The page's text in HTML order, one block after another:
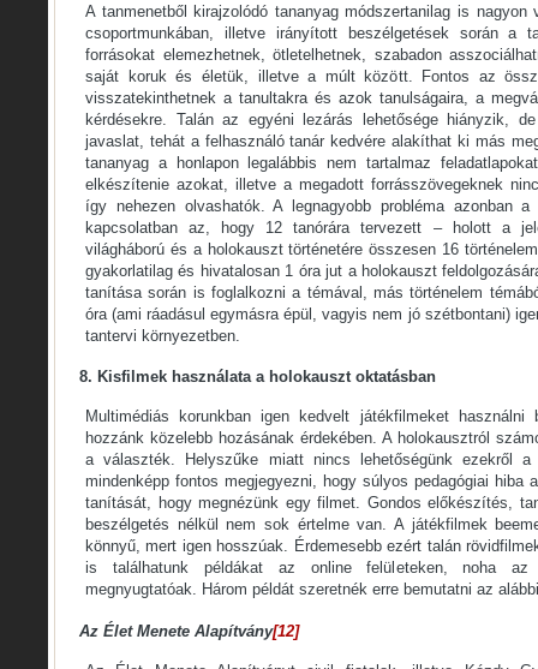
A tanmenetből kirajzolódó tananyag módszertanilag is
csoportmunkában, illetve irányított beszélgetések során a
forrásokat elemezhetnek, ötletelhetnek, szabadon
saját koruk és életük, illetve a múlt között. Fontos az
visszatekinthetnek a tanultakra és azok tanulságaira, a
kérdésekre. Talán az egyéni lezárás lehetősége hiányzik,
javaslat, tehát a felhasználó tanár kedvére alakíthat ki más
tananyag a honlapon legalábbis nem tartalmaz
elkészítenie azokat, illetve a megadott forrásszövegeknek
így nehezen olvashatók. A legnagyobb probléma azonban a
kapcsolatban az, hogy 12 tanórára tervezett – holott a
világháború és a holokauszt történetére összesen 16
gyakorlatilag és hivatalosan 1 óra jut a holokauszt
tanítása során is foglalkozni a témával, más történelem
óra (ami ráadásul egymásra épül, vagyis nem jó szétbontani)
tantervi környezetben.
8. Kisfilmek használata a holokauszt oktatásban
Multimédiás korunkban igen kedvelt játékfilmeket használni
hozzánk közelebb hozásának érdekében. A holokausztról
a választék. Helyszűke miatt nincs lehetőségünk ezekről
mindenképp fontos megjegyezni, hogy súlyos pedagógiai hiba
tanítását, hogy megnézünk egy filmet. Gondos előkészítés,
beszélgetés nélkül nem sok értelme van. A játékfilmek
könnyű, mert igen hosszúak. Érdemesebb ezért talán
is találhatunk példákat az online felületeken, noha az
megnyugtatóak. Három példát szeretnék erre bemutatni az
Az Élet Menete Alapítvány[12]